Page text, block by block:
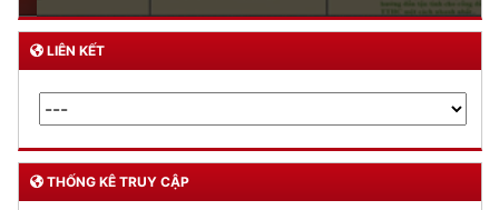
LIÊN KẾT
THỐNG KÊ TRUY CẬP